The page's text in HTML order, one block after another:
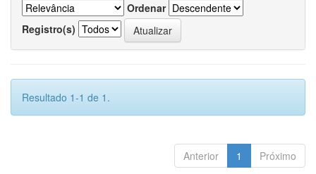
Ordenar
Registro(s)
Resultado 1-1 de 1.
Anterior 1 Próximo